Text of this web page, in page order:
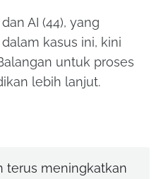
AI (44), yang
kasus ini, kini
untuk proses
lebih lanjut.
terus meningkatkan